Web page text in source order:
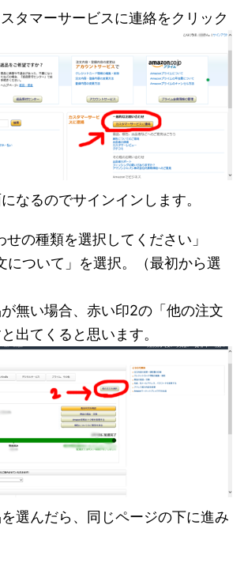
タマーサービスに連絡をクリック
なるのでサインインします。
の種類を選択してください」
について」を選択。（最初から選
無い場合、赤い印2の「他の注文
出てくると思います。
選んだら、同じページの下に進み